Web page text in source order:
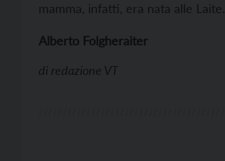
mamma, infatti, era nata alle Laite.
Alberto Folgheraiter
di redazione VT